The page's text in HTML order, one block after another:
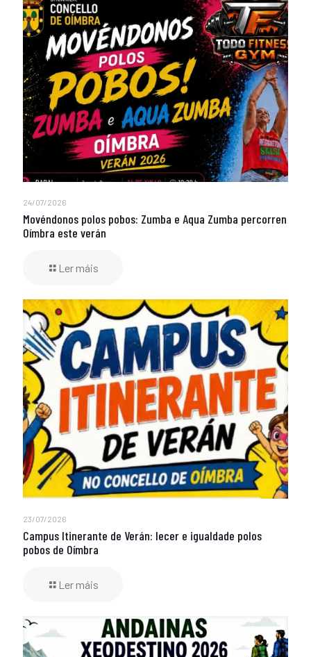
24/07/2026
Movéndonos polos pobos: Zumba e Aqua Zumba percorren
Oímbra este verán
Ler máis
23/07/2026
Campus Itinerante de Verán: lecer e igualdade polos
pobos de Oímbra
Ler máis